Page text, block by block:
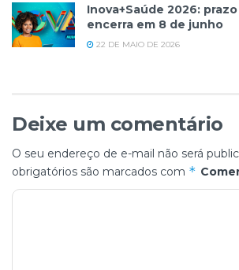
Inova+Saúde 2026:
encerra em 8 de junho
22 DE MAIO DE 2026
Deixe um comentário
O seu endereço de e-mail não será
obrigatórios são marcados com *